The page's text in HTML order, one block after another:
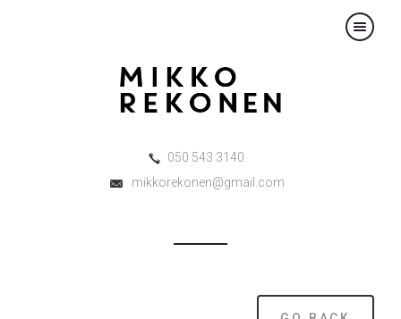
×
050 543 3140
mikkorekonen@gmail.com